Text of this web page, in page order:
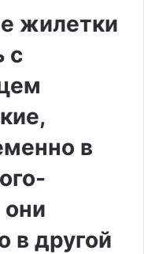
жилетки
с
в
они
в другой